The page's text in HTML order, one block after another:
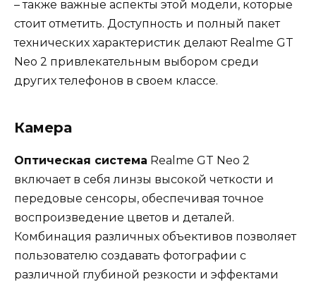
– также важные аспекты этой модели, которые
стоит отметить. Доступность и полный пакет
технических характеристик делают Realme GT
Neo 2 привлекательным выбором среди
других телефонов в своем классе.
Камера
Оптическая система Realme GT Neo 2
включает в себя линзы высокой четкости и
передовые сенсоры, обеспечивая точное
воспроизведение цветов и деталей.
Комбинация различных объективов позволяет
пользователю создавать фотографии с
различной глубиной резкости и эффектами